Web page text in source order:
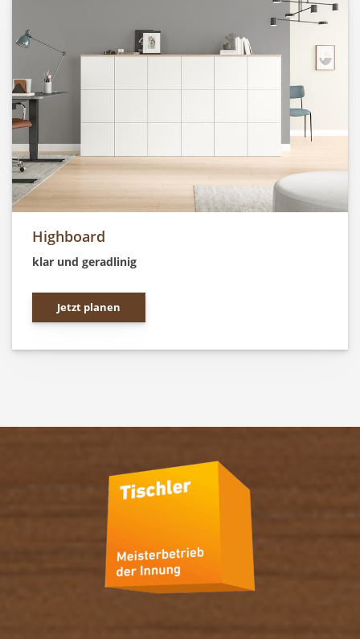
Highboard
klar und geradlinig
Jetzt planen